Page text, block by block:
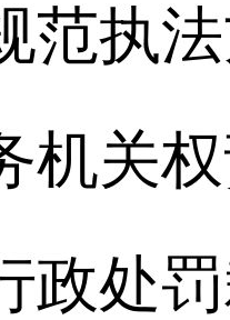
执法
机关
政处